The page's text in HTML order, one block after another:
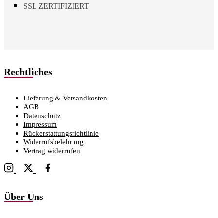
SSL ZERTIFIZIERT
Rechtliches
Lieferung & Versandkosten
AGB
Datenschutz
Impressum
Rückerstattungsrichtlinie
Widerrufsbelehrung
Vertrag widerrufen
Über Uns